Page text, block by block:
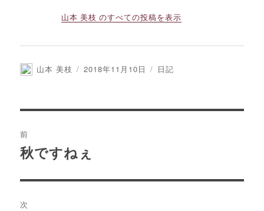
山本 美枝 のすべての投稿を表示
投
山本 美枝
投
2018年11月10日
カ
日記
稿
ビ
前
前
投
稿:
秋ですねぇ
次